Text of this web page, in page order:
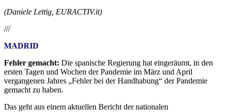
(Daniele Lettig, EURACTIV.it)
///
MADRID
Fehler gemacht: Die spanische Regierung hat eingeräumt, in den
ersten Tagen und Wochen der Pandemie im März und April
vergangenen Jahres „Fehler bei der Handhabung“ der Pandemie
gemacht zu haben.
Das geht aus einem aktuellen Bericht der nationalen